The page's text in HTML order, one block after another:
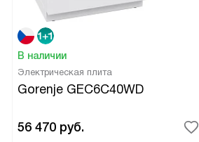
В наличии
Электрическая плита
Gorenje GEC6C40WD
56 470 руб.